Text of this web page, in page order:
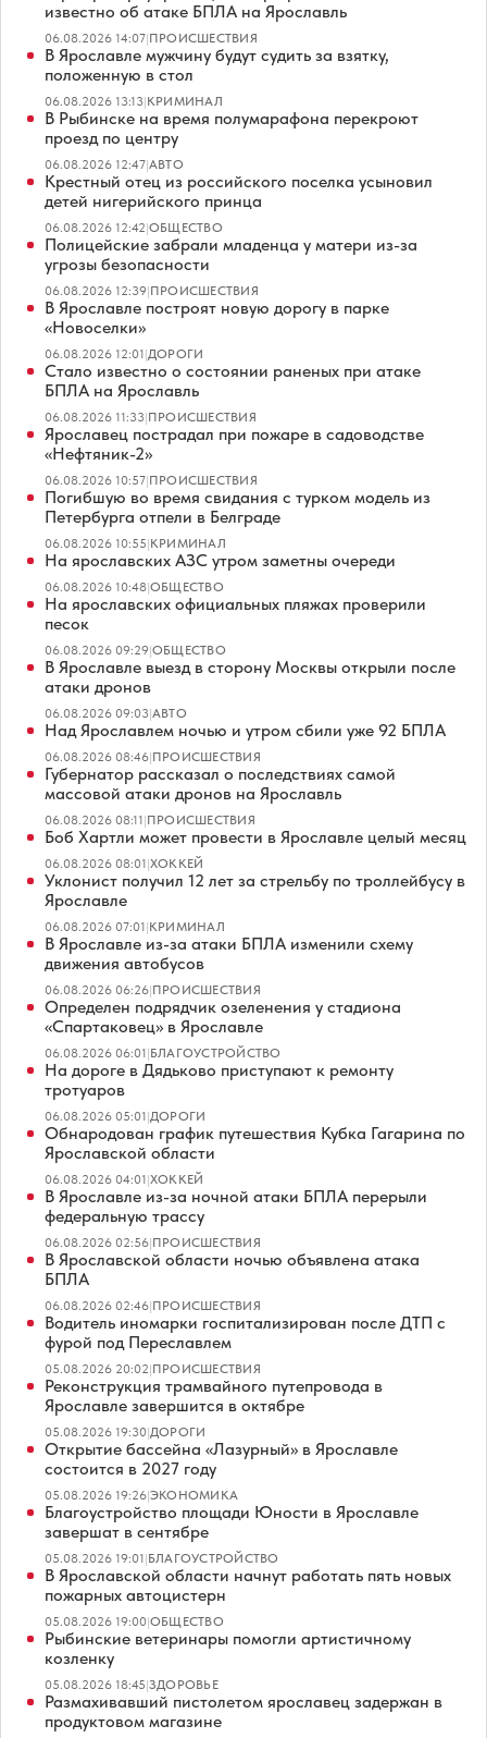
известно об атаке БПЛА на Ярославль
06.08.2026 14:07|ПРОИСШЕСТВИЯ
В Ярославле мужчину будут судить за взятку,
положенную в стол
06.08.2026 13:13|КРИМИНАЛ
В Рыбинске на время полумарафона перекроют
проезд по центру
06.08.2026 12:47|АВТО
Крестный отец из российского поселка усыновил
детей нигерийского принца
06.08.2026 12:42|ОБЩЕСТВО
Полицейские забрали младенца у матери из-за
угрозы безопасности
06.08.2026 12:39|ПРОИСШЕСТВИЯ
В Ярославле построят новую дорогу в парке
«Новоселки»
06.08.2026 12:01|ДОРОГИ
Стало известно о состоянии раненых при атаке
БПЛА на Ярославль
06.08.2026 11:33|ПРОИСШЕСТВИЯ
Ярославец пострадал при пожаре в садоводстве
«Нефтяник-2»
06.08.2026 10:57|ПРОИСШЕСТВИЯ
Погибшую во время свидания с турком модель из
Петербурга отпели в Белграде
06.08.2026 10:55|КРИМИНАЛ
На ярославских АЗС утром заметны очереди
06.08.2026 10:48|ОБЩЕСТВО
На ярославских официальных пляжах проверили
песок
06.08.2026 09:29|ОБЩЕСТВО
В Ярославле выезд в сторону Москвы открыли после
атаки дронов
06.08.2026 09:03|АВТО
Над Ярославлем ночью и утром сбили уже 92 БПЛА
06.08.2026 08:46|ПРОИСШЕСТВИЯ
Губернатор рассказал о последствиях самой
массовой атаки дронов на Ярославль
06.08.2026 08:11|ПРОИСШЕСТВИЯ
Боб Хартли может провести в Ярославле целый месяц
06.08.2026 08:01|ХОККЕЙ
Уклонист получил 12 лет за стрельбу по троллейбусу в
Ярославле
06.08.2026 07:01|КРИМИНАЛ
В Ярославле из-за атаки БПЛА изменили схему
движения автобусов
06.08.2026 06:26|ПРОИСШЕСТВИЯ
Определен подрядчик озеленения у стадиона
«Спартаковец» в Ярославле
06.08.2026 06:01|БЛАГОУСТРОЙСТВО
На дороге в Дядьково приступают к ремонту
тротуаров
06.08.2026 05:01|ДОРОГИ
Обнародован график путешествия Кубка Гагарина по
Ярославской области
06.08.2026 04:01|ХОККЕЙ
В Ярославле из-за ночной атаки БПЛА перерыли
федеральную трассу
06.08.2026 02:56|ПРОИСШЕСТВИЯ
В Ярославской области ночью объявлена атака
БПЛА
06.08.2026 02:46|ПРОИСШЕСТВИЯ
Водитель иномарки госпитализирован после ДТП с
фурой под Переславлем
05.08.2026 20:02|ПРОИСШЕСТВИЯ
Реконструкция трамвайного путепровода в
Ярославле завершится в октябре
05.08.2026 19:30|ДОРОГИ
Открытие бассейна «Лазурный» в Ярославле
состоится в 2027 году
05.08.2026 19:26|ЭКОНОМИКА
Благоустройство площади Юности в Ярославле
завершат в сентябре
05.08.2026 19:01|БЛАГОУСТРОЙСТВО
В Ярославской области начнут работать пять новых
пожарных автоцистерн
05.08.2026 19:00|ОБЩЕСТВО
Рыбинские ветеринары помогли артистичному
козленку
05.08.2026 18:45|ЗДОРОВЬЕ
Размахивавший пистолетом ярославец задержан в
продуктовом магазине